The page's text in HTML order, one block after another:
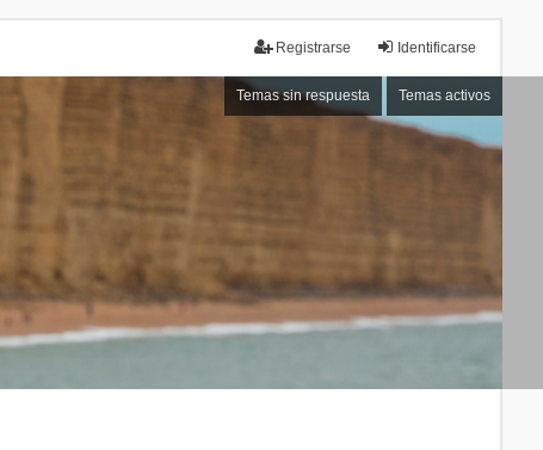
Identificarse
Registrarse
Temas sin respuesta Temas activos